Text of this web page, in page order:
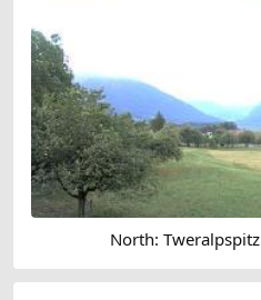
North: Tweralpspitz